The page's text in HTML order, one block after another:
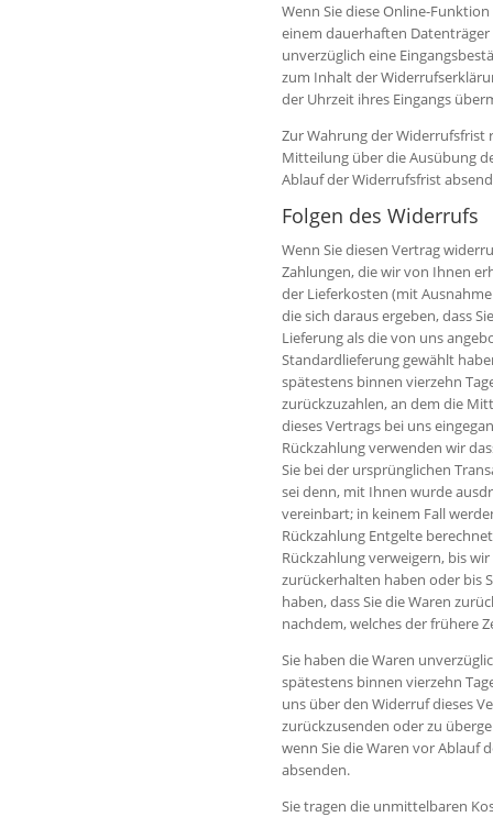
Wenn Sie diese Online-
einem dauerhaften Datenträger
unverzüglich eine
zum Inhalt der
der Uhrzeit ihres Eingangs
Zur Wahrung der Widerrufsfrist
Mitteilung über die Ausübung
Ablauf der Widerrufsfrist
Folgen des Widerrufs
Wenn Sie diesen Vertrag
Zahlungen, die wir von Ihnen
der Lieferkosten (mit
die sich daraus ergeben, dass
Lieferung als die von uns
Standardlieferung gewählt
spätestens binnen vierzehn
zurückzuzahlen, an dem die
dieses Vertrags bei uns
Rückzahlung verwenden wir
Sie bei der ursprünglichen
sei denn, mit Ihnen wurde
vereinbart; in keinem Fall
Rückzahlung Entgelte
Rückzahlung verweigern, bis
zurückerhalten haben oder bis
haben, dass Sie die Waren
nachdem, welches der frühere
Sie haben die Waren
spätestens binnen vierzehn
uns über den Widerruf dieses
zurückzusenden oder zu
wenn Sie die Waren vor Ablauf
absenden.
Sie tragen die unmittelbaren